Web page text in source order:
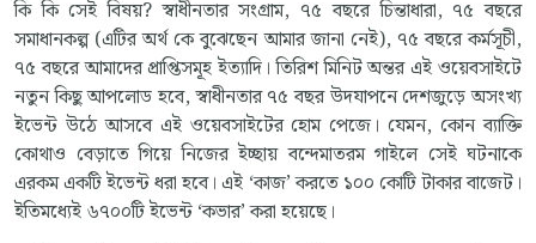
কি কি সেই বিষয়? স্বাধীনতার সংগ্রাম, ৭৫ বছরে চিন্তাধারা, ৭৫ বছরে
সমাধানকল্প (এটির অর্থ কে বুঝেছেন আমার জানা নেই), ৭৫ বছরে কর্মসূচী,
৭৫ বছরে আমাদের প্রাপ্তিসমূহ ইত্যাদি। তিরিশ মিনিট অন্তর এই ওয়েবসাইটে
নতুন কিছু আপলোড হবে, স্বাধীনতার ৭৫ বছর উদযাপনে দেশজুড়ে অসংখ্য
ইভেন্ট উঠে আসবে এই ওয়েবসাইটের হোম পেজে। যেমন, কোন ব্যাক্তি
কোথাও বেড়াতে গিয়ে নিজের ইচ্ছায় বন্দেমাতরম গাইলে সেই ঘটনাকে
এরকম একটি ইভেন্ট ধরা হবে। এই ‘কাজ’ করতে ১০০ কোটি টাকার বাজেট।
ইতিমধ্যেই ৬৭০০টি ইভেন্ট ‘কভার’ করা হয়েছে।